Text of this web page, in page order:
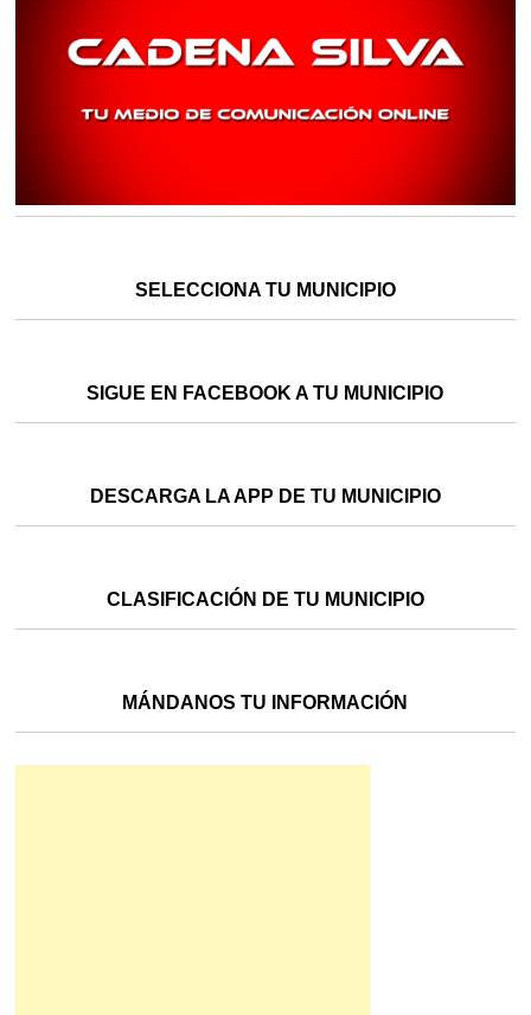
SELECCIONA TU MUNICIPIO
SIGUE EN FACEBOOK A TU MUNICIPIO
DESCARGA LA APP DE TU MUNICIPIO
CLASIFICACIÓN DE TU MUNICIPIO
MÁNDANOS TU INFORMACIÓN